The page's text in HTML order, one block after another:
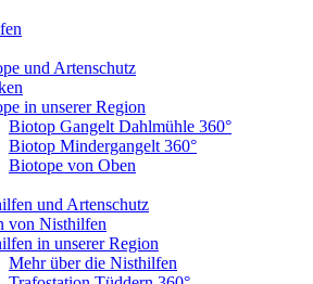
und Artenschutz
in unserer Region
Biotop Gangelt Dahlmühle 360°
Biotop Mindergangelt 360°
Biotope von Oben
und Artenschutz
von Nisthilfen
in unserer Region
Mehr über die Nisthilfen